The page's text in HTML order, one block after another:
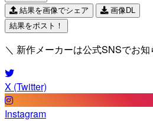
結果を画像でシェア
画像DL
結果をポスト！
＼ 新作メーカーは公式SNSでお知
X (Twitter)
Instagram